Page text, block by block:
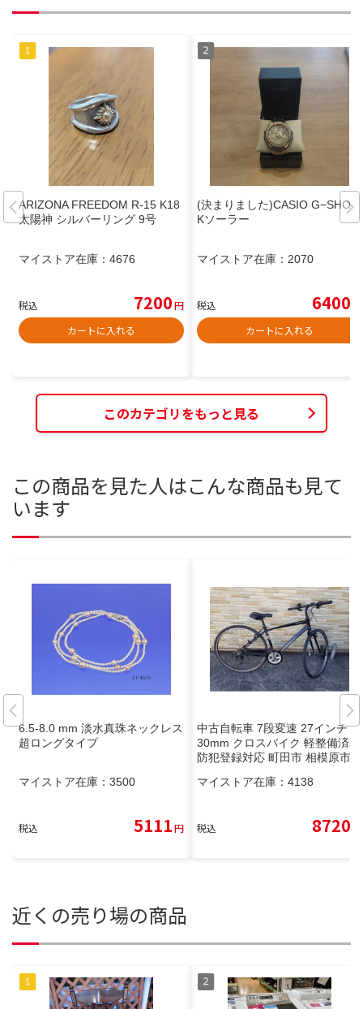
ARIZONA FREEDOM R-15 K18
太陽神 シルバーリング 9号
マイストア在庫： 4676
税込 7200円
カートに入れる
(決まりました)CASIO G−SHOC
Kソーラー
マイストア在庫： 2070
税込 6400
カートに入れる
このカテゴリをもっと見る
この商品を見た人はこんな商品も見て
います
6.5-8.0 mm 淡水真珠ネックレス
超ロングタイプ
マイストア在庫： 3500
税込 5111円
中古自転車 7段変速 27インチ 4
30mm クロスバイク 軽整備済み
防犯登録対応 町田市 相模原市
マイストア在庫： 4138
税込 8720
近くの売り場の商品